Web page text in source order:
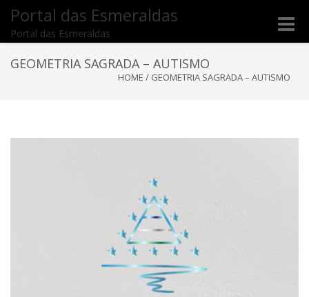
Portal das Esmeraldas
Portal das Esmeraldas
Toggle
GEOMETRIA SAGRADA – AUTISMO
HOME / GEOMETRIA SAGRADA – AUTISMO